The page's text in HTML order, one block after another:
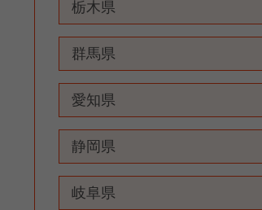
栃木県
群馬県
愛知県
静岡県
岐阜県